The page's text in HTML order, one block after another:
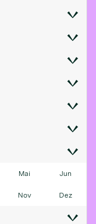
Mai Jun
Nov Dez